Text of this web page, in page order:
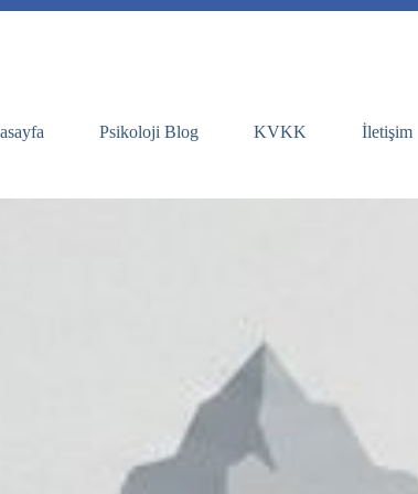
Psikoloji Blog KVKK İletişim